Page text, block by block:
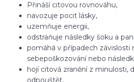
Přináší citovou rovnováhu,
navozuje pocit lásky,
uzemňuje energii,
odstraňuje následky šoku a
pomáhá v případech závislosti
sebepoškozování nebo
hojí citová zranění z minulosti,
odpouštět,